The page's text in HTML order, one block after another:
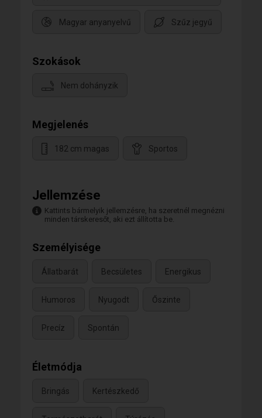
Magyar anyanyelvű Szűz jegyű
Szokások
Nem dohányzik
Megjelenés
182 cm magas Sportos
Jellemzése
Kattints bármelyik jellemzésre, ha szeretnél megnézni
minden társkeresőt, aki ezt állította be.
Személyisége
Állatbarát Becsületes Energikus
Humoros Nyugodt Őszinte
Precíz Spontán
Életmódja
Bringás Kertészkedő